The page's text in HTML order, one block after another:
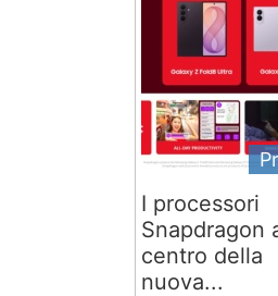
I processori
Snapdragon
centro della
nuova...